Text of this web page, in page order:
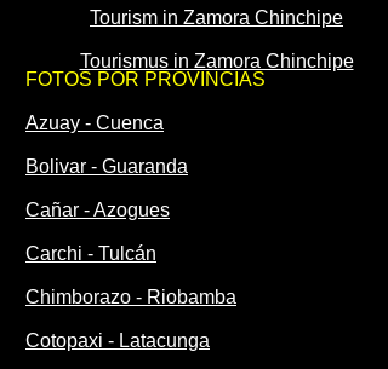
FOTOS POR PROVINCIAS
Azuay - Cuenca
Bolivar - Guaranda
Cañar - Azogues
Carchi - Tulcán
Chimborazo - Riobamba
Cotopaxi - Latacunga
Tourism in Zamora Chinchipe
Tourismus in Zamora Chinchipe